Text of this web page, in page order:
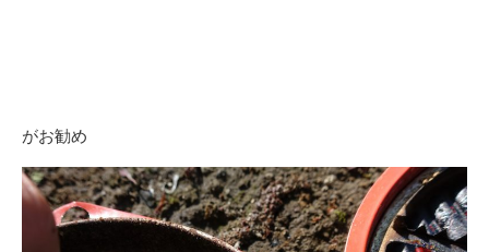
がお勧め